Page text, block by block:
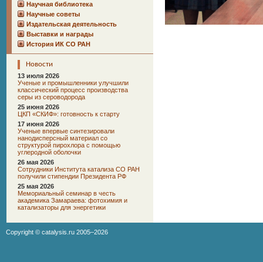
Научная библиотека
Научные советы
Издательская деятельность
Выставки и награды
История ИК СО РАН
Новости
13 июля 2026
Ученые и промышленники улучшили
классический процесс производства
серы из сероводорода
25 июня 2026
ЦКП «СКИФ»: готовность к старту
17 июня 2026
Ученые впервые синтезировали
нанодисперсный материал со
структурой пирохлора с помощью
углеродной оболочки
26 мая 2026
Сотрудники Института катализа СО РАН
получили стипендии Президента РФ
25 мая 2026
Мемориальный семинар в честь
академика Замараева: фотохимия и
катализаторы для энергетики
Copyright © catalysis.ru 2005–2026